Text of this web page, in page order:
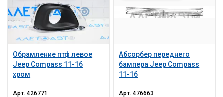
Обрамление птф левое
Jeep Compass 11-16
хром
Арт.426771
Абсорбер переднего
бампера Jeep Compass
11-16
Арт.476663